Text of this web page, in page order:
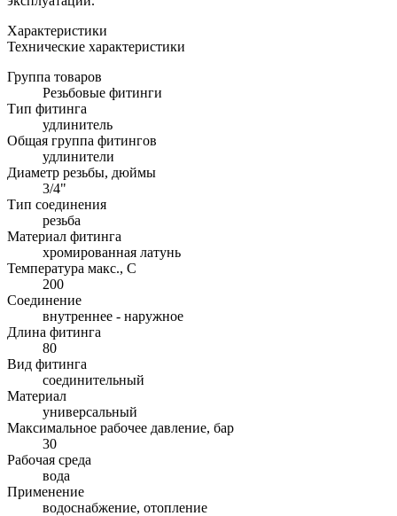
Характеристики
Технические характеристики
Группа товаров
Резьбовые фитинги
Тип фитинга
удлинитель
Общая группа фитингов
удлинители
Диаметр резьбы, дюймы
3/4"
Тип соединения
резьба
Материал фитинга
хромированная латунь
Температура макс., С
200
Соединение
внутреннее - наружное
Длина фитинга
80
Вид фитинга
соединительный
Материал
универсальный
Максимальное рабочее давление, бар
30
Рабочая среда
вода
Применение
водоснабжение, отопление